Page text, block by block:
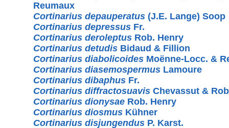
Reumaux
Cortinarius depauperatus (J.E. Lange) Soop
Cortinarius depressus Fr.
Cortinarius deroleptus Rob. Henry
Cortinarius detudis Bidaud & Fillion
Cortinarius diabolicoides Moënne-Locc. &
Cortinarius diasemospermus Lamoure
Cortinarius dibaphus Fr.
Cortinarius diffractosuavis Chevassut &
Cortinarius dionysae Rob. Henry
Cortinarius diosmus Kühner
Cortinarius disjungendus P. Karst.